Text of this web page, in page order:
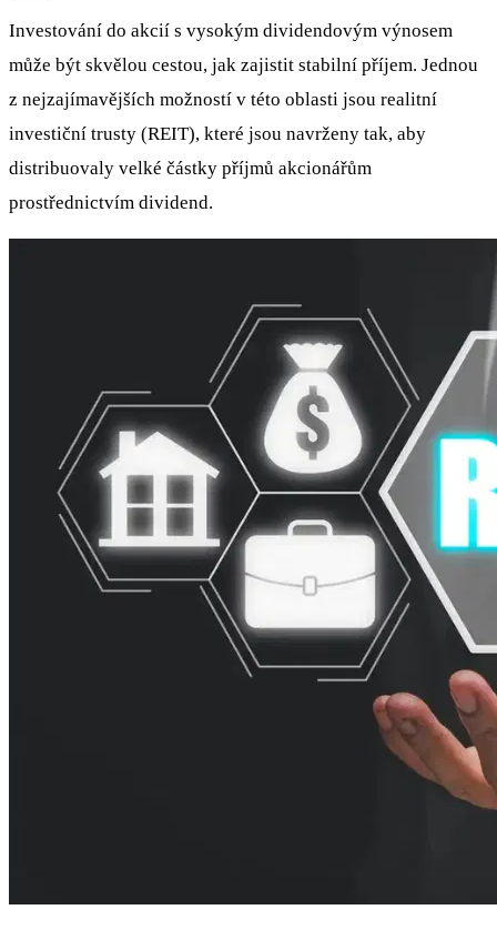
Investování do akcií s vysokým dividendovým výnosem
může být skvělou cestou, jak zajistit stabilní příjem. Jednou
z nejzajímavějších možností v této oblasti jsou realitní
investiční trusty (REIT), které jsou navrženy tak, aby
distribuovaly velké částky příjmů akcionářům
prostřednictvím dividend.